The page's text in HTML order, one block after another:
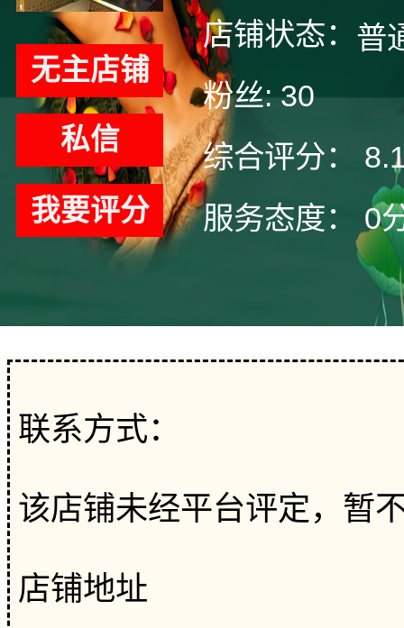
无主店铺
私信
我要评分
店铺状态： 普
粉丝: 30
综合评分：
服务态度：
0
联系方式：
该店铺未经平台评定，暂
店铺地址